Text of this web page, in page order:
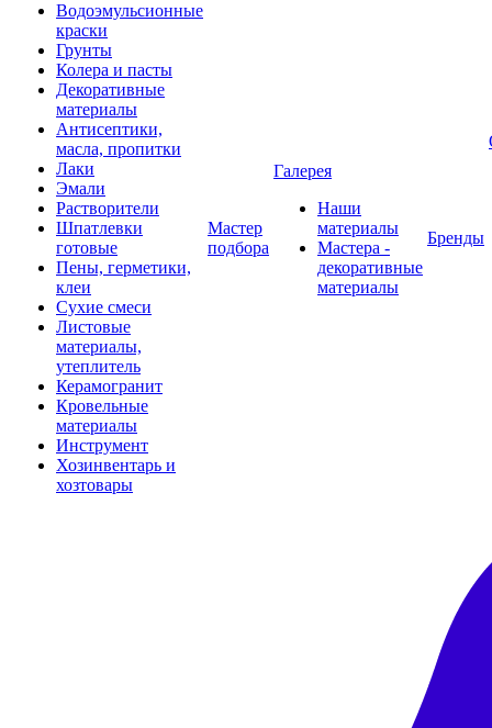
Водоэмульсионные
краски
Грунты
Колера и пасты
Декоративные
материалы
Антисептики,
масла, пропитки
Лаки
Эмали
Растворители
Шпатлевки
готовые
Пены, герметики,
клеи
Сухие смеси
Листовые
материалы,
утеплитель
Керамогранит
Кровельные
материалы
Инструмент
Хозинвентарь и
хозтовары
Мастер
подбора
Галерея
Наши
материалы
Мастера -
декоративные
материалы
Бренды